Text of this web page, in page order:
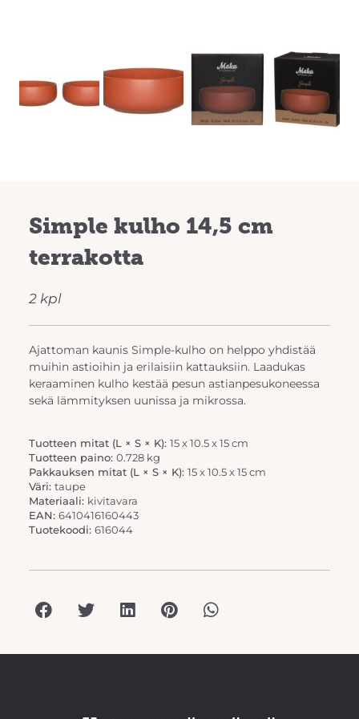
Next
Simple kulho 14,5 cm
terrakotta
2 kpl
Ajattoman kaunis Simple-kulho on helppo yhdistää
muihin astioihin ja erilaisiin kattauksiin. Laadukas
keraaminen kulho kestää pesun astianpesukoneessa
sekä lämmityksen uunissa ja mikrossa.
Tuotteen mitat (L × S × K): 15 x 10.5 x 15 cm
Tuotteen paino: 0.728 kg
Pakkauksen mitat (L × S × K): 15 x 10.5 x 15 cm
Väri: taupe
Materiaali: kivitavara
EAN: 6410416160443
Tuotekoodi: 616044